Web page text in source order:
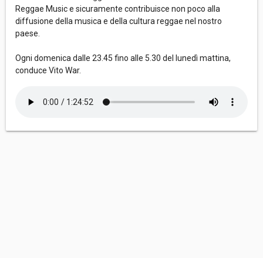
Reggae Music e sicuramente contribuisce non poco alla
diffusione della musica e della cultura reggae nel nostro
paese.
Ogni domenica dalle 23.45 fino alle 5.30 del lunedì mattina,
conduce Vito War.